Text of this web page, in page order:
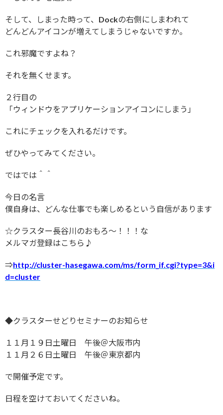
そして、しまった時って、Dockの右側にしまわれて
どんどんアイコンが増えてしまうじゃないですか。
これ邪魔ですよね？
それを無くせます。
２行目の
「ウィンドウをアプリケーションアイコンにしまう」
これにチェックを入れるだけです。
ぜひやってみてください。
ではでは＾＾
今日の名言
僕自身は、どんな仕事でも楽しめるという自信があります
☆クラスター長谷川のおもろ〜！！！な
メルマガ登録はこちら♪
⇒http://cluster-hasegawa.com/ms/form_if.cgi?type=3&i
d=cluster
◆クラスターせどりセミナーのお知らせ
１１月１９日土曜日 午後＠大阪市内
１１月２６日土曜日 午後＠東京都内
で開催予定です。
日程を空けておいてくださいね。